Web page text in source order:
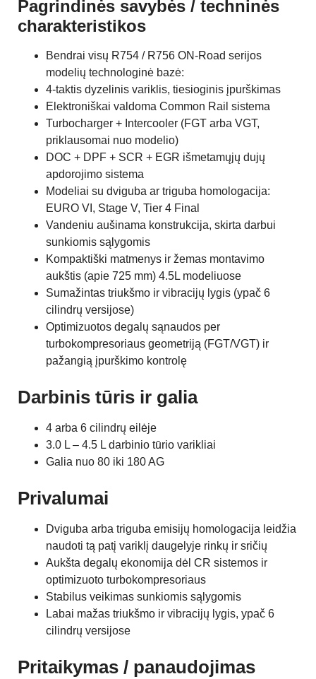
Pagrindinės savybės / techninės
charakteristikos
Bendrai visų R754 / R756 ON-Road serijos
modelių technologinė bazė:
4-taktis dyzelinis variklis, tiesioginis įpurškimas
Elektroniškai valdoma Common Rail sistema
Turbocharger + Intercooler (FGT arba VGT,
priklausomai nuo modelio)
DOC + DPF + SCR + EGR išmetamųjų dujų
apdorojimo sistema
Modeliai su dviguba ar triguba homologacija:
EURO VI, Stage V, Tier 4 Final
Vandeniu aušinama konstrukcija, skirta darbui
sunkiomis sąlygomis
Kompaktiški matmenys ir žemas montavimo
aukštis (apie 725 mm) 4.5L modeliuose
Sumažintas triukšmo ir vibracijų lygis (ypač 6
cilindrų versijose)
Optimizuotos degalų sąnaudos per
turbokompresoriaus geometriją (FGT/VGT) ir
pažangią įpurškimo kontrolę
Darbinis tūris ir galia
4 arba 6 cilindrų eilėje
3.0 L – 4.5 L darbinio tūrio varikliai
Galia nuo 80 iki 180 AG
Privalumai
Dviguba arba triguba emisijų homologacija leidžia
naudoti tą patį variklį daugelyje rinkų ir sričių
Aukšta degalų ekonomija dėl CR sistemos ir
optimizuoto turbokompresoriaus
Stabilus veikimas sunkiomis sąlygomis
Labai mažas triukšmo ir vibracijų lygis, ypač 6
cilindrų versijose
Pritaikymas / panaudojimas